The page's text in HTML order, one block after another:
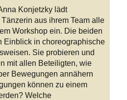
Konjetzky lädt
aus ihrem Team alle
Workshop ein. Die beiden
Einblick in choreographische
Sie probieren und
mit allen Beteiligten, wie
Bewegungen annähern
können zu einem
Welche